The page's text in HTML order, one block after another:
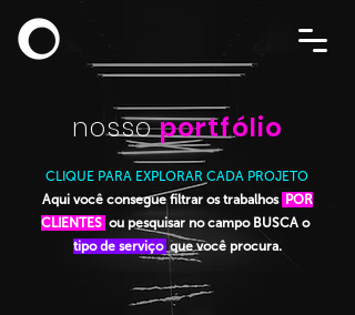
nossoportfólio
CLIQUE PARA EXPLORAR CADA PROJETO
Aqui você consegue filtrar os trabalhos POR
CLIENTES ou pesquisar no campo BUSCA o
tipo de serviço que você procura.